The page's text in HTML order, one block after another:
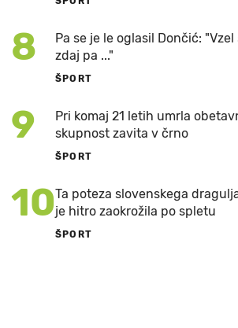
8
Pa se je le oglasil Dončić:
zdaj pa ..."
ŠPORT
9
Pri komaj 21 letih umrla
skupnost zavita v črno
ŠPORT
10Ta poteza slovenskega
je hitro zaokrožila po spletu
ŠPORT